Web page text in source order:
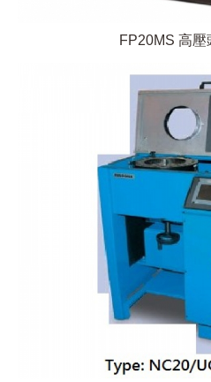
FP20MS 高壓